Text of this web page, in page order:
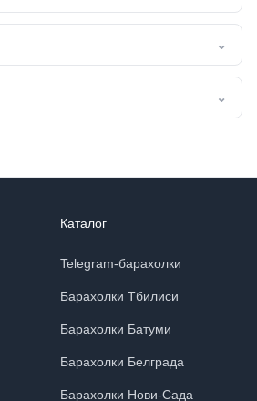
⌄
⌄
Каталог
Telegram-барахолки
Барахолки Тбилиси
Барахолки Батуми
Барахолки Белграда
Барахолки Нови-Сада